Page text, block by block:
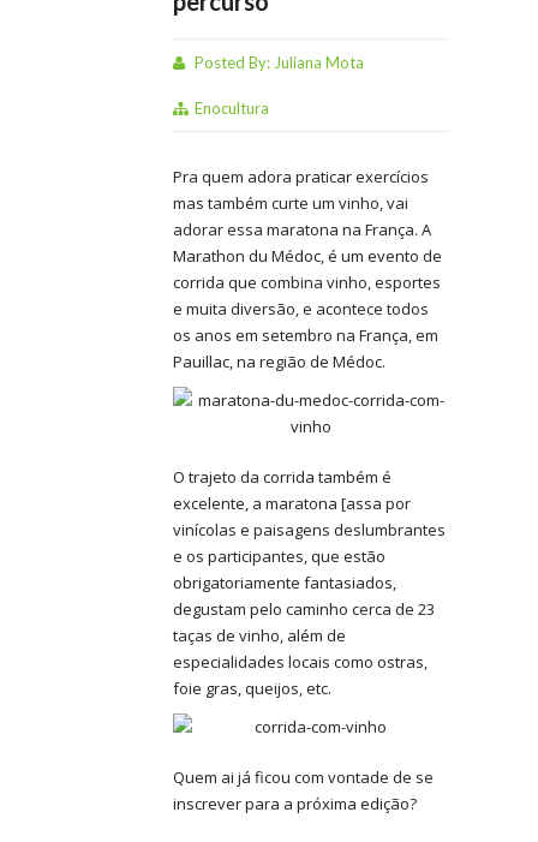
Posted By: Juliana Mota
Enocultura
Pra quem adora praticar exercícios
mas também curte um vinho, vai
adorar essa maratona na França. A
Marathon du Médoc, é um evento de
corrida que combina vinho, esportes
e muita diversão, e acontece todos
os anos em setembro na França, em
Pauillac, na região de Médoc.
O trajeto da corrida também é
excelente, a maratona [assa por
vinícolas e paisagens deslumbrantes
e os participantes, que estão
obrigatoriamente fantasiados,
degustam pelo caminho cerca de 23
taças de vinho, além de
especialidades locais como ostras,
foie gras, queijos, etc.
Quem ai já ficou com vontade de se
inscrever para a próxima edição?